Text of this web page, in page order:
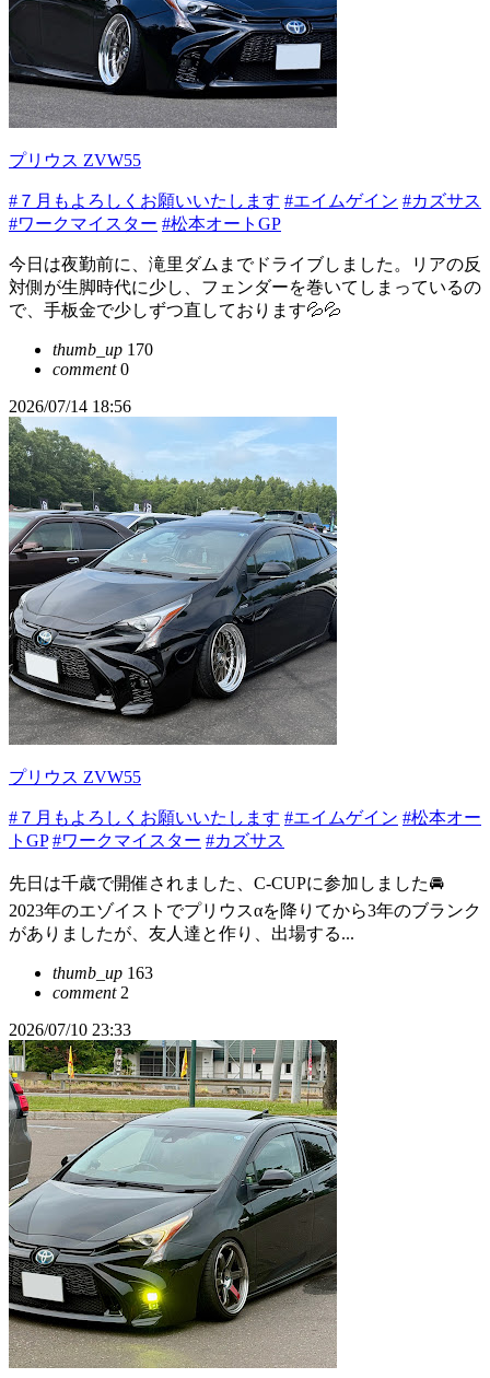
プリウス ZVW55
#７月もよろしくお願いいたします #エイムゲイン #カズサス
#ワークマイスター #松本オートGP
今日は夜勤前に、滝里ダムまでドライブしました。リアの反
対側が生脚時代に少し、フェンダーを巻いてしまっているの
で、手板金で少しずつ直しております💦💦
thumb_up 170
comment0
2026/07/14 18:56
プリウス ZVW55
#７月もよろしくお願いいたします #エイムゲイン #松本オー
トGP #ワークマイスター #カズサス
先日は千歳で開催されました、C-CUPに参加しました🚘
2023年のエゾイストでプリウスαを降りてから3年のブランク
がありましたが、友人達と作り、出場する...
thumb_up 163
comment2
2026/07/10 23:33